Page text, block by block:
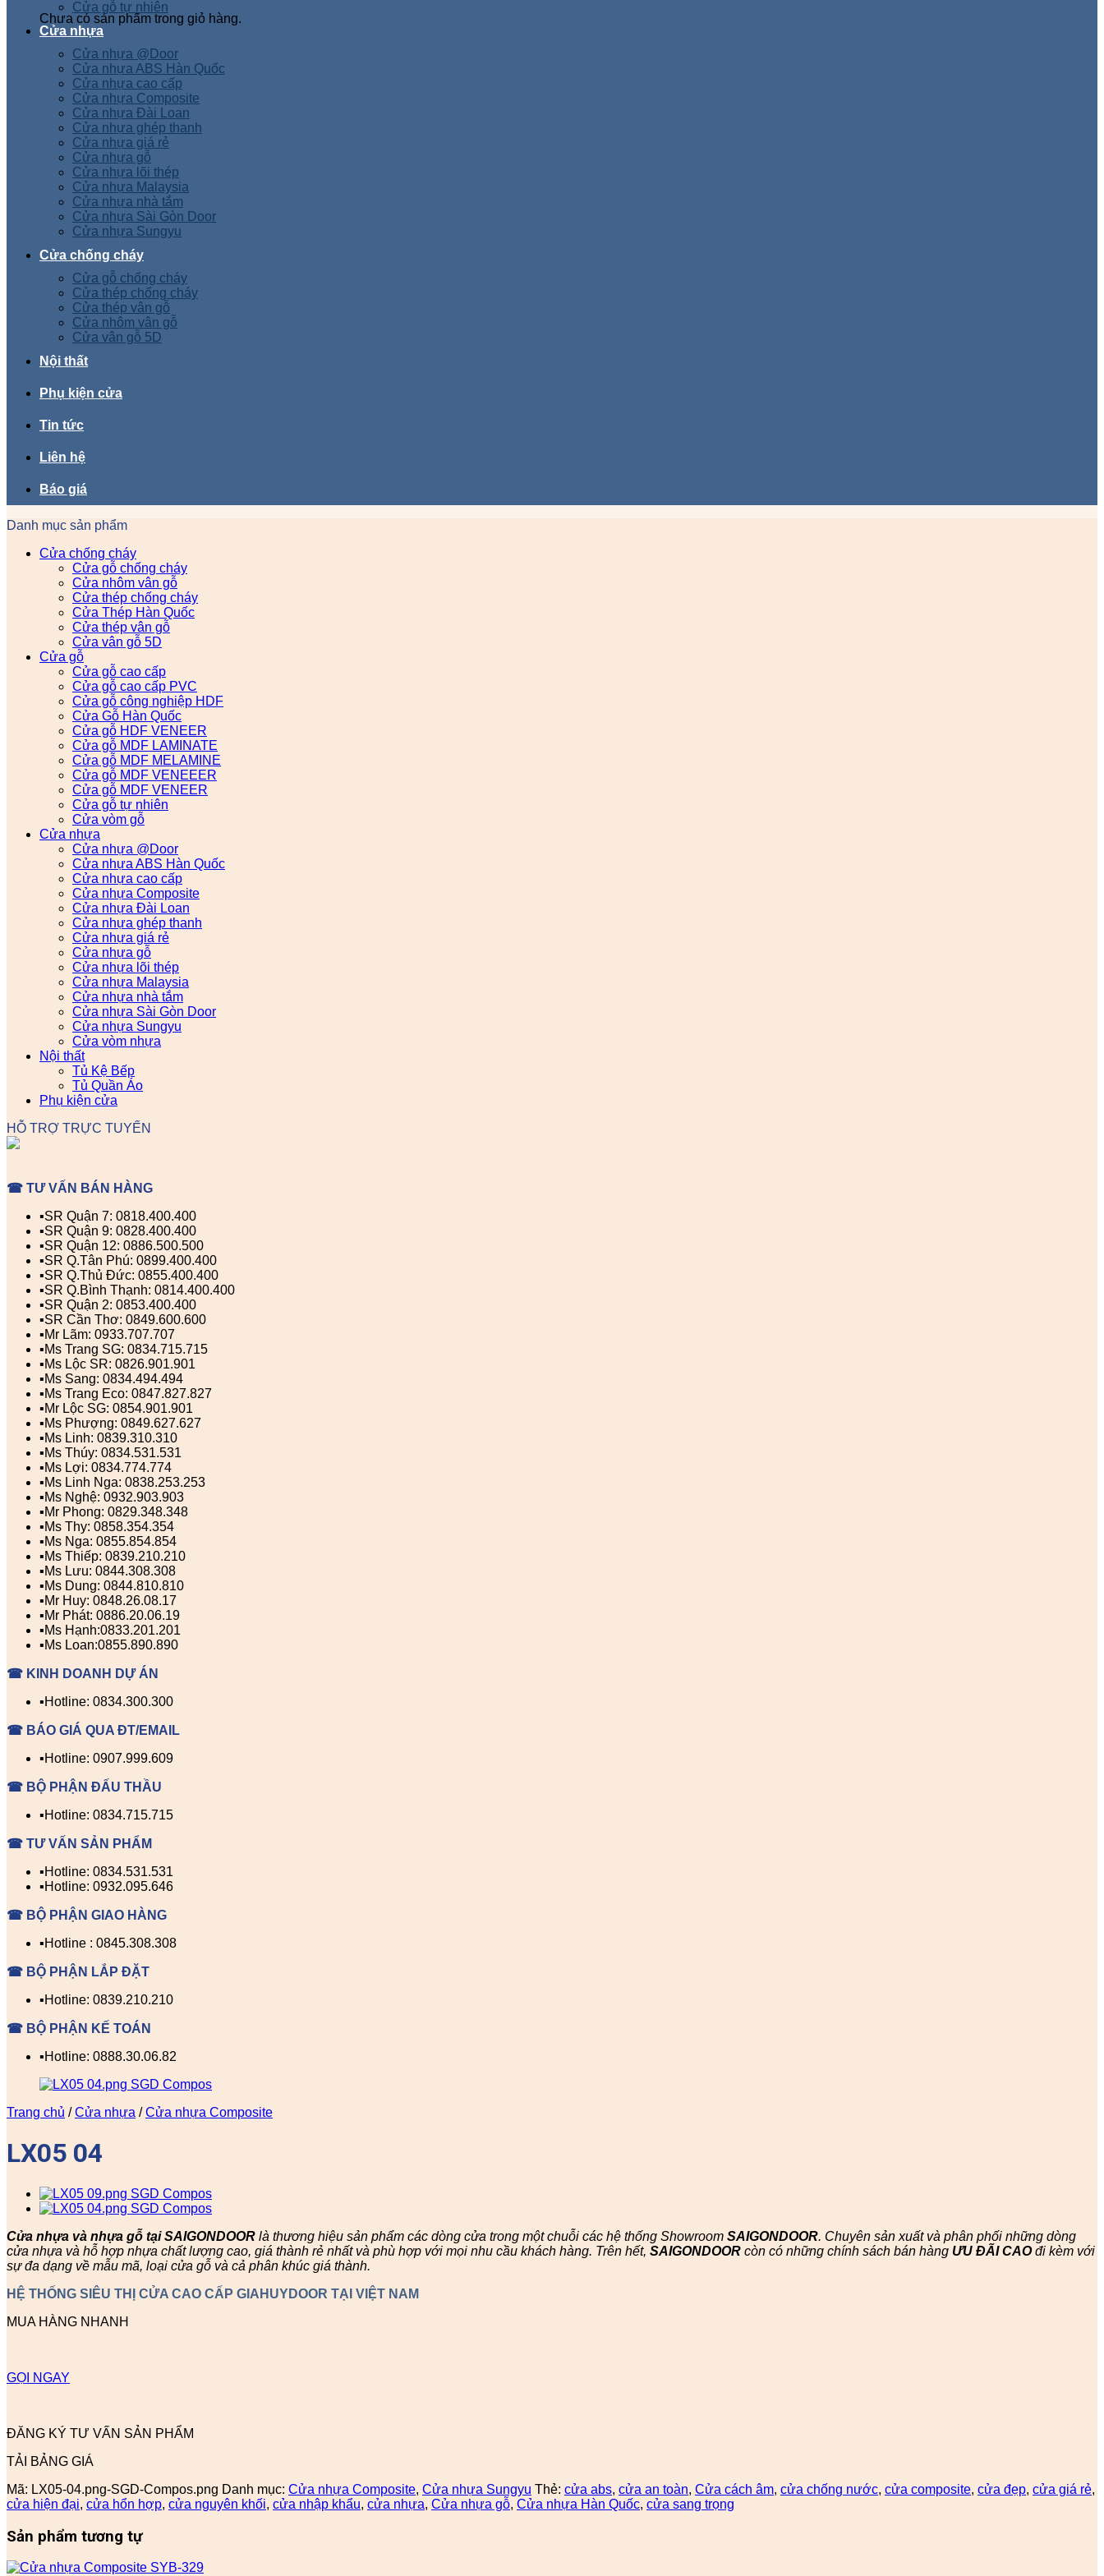
Chưa có sản phẩm trong giỏ hàng.
Cửa gỗ tự nhiên
Cửa nhựa
Cửa nhựa @Door
Cửa nhựa ABS Hàn Quốc
Cửa nhựa cao cấp
Cửa nhựa Composite
Cửa nhựa Đài Loan
Cửa nhựa ghép thanh
Cửa nhựa giá rẻ
Cửa nhựa gỗ
Cửa nhựa lõi thép
Cửa nhựa Malaysia
Cửa nhựa nhà tắm
Cửa nhựa Sài Gòn Door
Cửa nhựa Sungyu
Cửa chống cháy
Cửa gỗ chống cháy
Cửa thép chống cháy
Cửa thép vân gỗ
Cửa nhôm vân gỗ
Cửa vân gỗ 5D
Nội thất
Phụ kiện cửa
Tin tức
Liên hệ
Báo giá
Danh mục sản phẩm
Cửa chống cháy
Cửa gỗ chống cháy
Cửa nhôm vân gỗ
Cửa thép chống cháy
Cửa Thép Hàn Quốc
Cửa thép vân gỗ
Cửa vân gỗ 5D
Cửa gỗ
Cửa gỗ cao cấp
Cửa gỗ cao cấp PVC
Cửa gỗ công nghiệp HDF
Cửa Gỗ Hàn Quốc
Cửa gỗ HDF VENEER
Cửa gỗ MDF LAMINATE
Cửa gỗ MDF MELAMINE
Cửa gỗ MDF VENEEER
Cửa gỗ MDF VENEER
Cửa gỗ tự nhiên
Cửa vòm gỗ
Cửa nhựa
Cửa nhựa @Door
Cửa nhựa ABS Hàn Quốc
Cửa nhựa cao cấp
Cửa nhựa Composite
Cửa nhựa Đài Loan
Cửa nhựa ghép thanh
Cửa nhựa giá rẻ
Cửa nhựa gỗ
Cửa nhựa lõi thép
Cửa nhựa Malaysia
Cửa nhựa nhà tắm
Cửa nhựa Sài Gòn Door
Cửa nhựa Sungyu
Cửa vòm nhựa
Nội thất
Tủ Kệ Bếp
Tủ Quần Áo
Phụ kiện cửa
HỖ TRỢ TRỰC TUYẾN
☎ TƯ VẤN BÁN HÀNG
▪️SR Quận 7: 0818.400.400
▪️SR Quận 9: 0828.400.400
▪️SR Quận 12: 0886.500.500
▪️SR Q.Tân Phú: 0899.400.400
▪️SR Q.Thủ Đức: 0855.400.400
▪️SR Q.Bình Thạnh: 0814.400.400
▪️SR Quận 2: 0853.400.400
▪️SR Cần Thơ: 0849.600.600
▪️Mr Lãm: 0933.707.707
▪️Ms Trang SG: 0834.715.715
▪️Ms Lộc SR: 0826.901.901
▪️Ms Sang: 0834.494.494
▪️Ms Trang Eco: 0847.827.827
▪️Mr Lộc SG: 0854.901.901
▪️Ms Phượng: 0849.627.627
▪️Ms Linh: 0839.310.310
▪️Ms Thúy: 0834.531.531
▪️Ms Lợi: 0834.774.774
▪️Ms Linh Nga: 0838.253.253
▪️Ms Nghệ: 0932.903.903
▪️Mr Phong: 0829.348.348
▪️Ms Thy: 0858.354.354
▪️Ms Nga: 0855.854.854
▪️Ms Thiếp: 0839.210.210
▪️Ms Lưu: 0844.308.308
▪️Ms Dung: 0844.810.810
▪️Mr Huy: 0848.26.08.17
▪️Mr Phát: 0886.20.06.19
▪️Ms Hạnh:0833.201.201
▪️Ms Loan:0855.890.890
☎ KINH DOANH DỰ ÁN
▪️Hotline: 0834.300.300
☎ BÁO GIÁ QUA ĐT/EMAIL
▪️Hotline: 0907.999.609
☎ BỘ PHẬN ĐẤU THẦU
▪️Hotline: 0834.715.715
☎ TƯ VẤN SẢN PHẨM
▪️Hotline: 0834.531.531
▪️Hotline: 0932.095.646
☎ BỘ PHẬN GIAO HÀNG
▪️Hotline : 0845.308.308
☎ BỘ PHẬN LẮP ĐẶT
▪️Hotline: 0839.210.210
☎ BỘ PHẬN KẾ TOÁN
▪️Hotline: 0888.30.06.82
Trang chủ / Cửa nhựa / Cửa nhựa Composite
LX05 04
Cửa nhựa và nhựa gỗ tại SAIGONDOOR là thương hiệu sản phẩm các dòng cửa trong một chuỗi các hệ thống Showroom SAIGONDOOR. Chuyên sản xuất và phân phối những dòng
cửa nhựa và hỗ hợp nhựa chất lượng cao, giá thành rẻ nhất và phù hợp với mọi nhu cầu khách hàng. Trên hết, SAIGONDOOR còn có những chính sách bán hàng ƯU ĐÃI CAOđi kèm với
sự đa dạng về mẫu mã, loại cửa gỗ và cả phân khúc giá thành.
HỆ THỐNG SIÊU THỊ CỬA CAO CẤP GIAHUYDOOR TẠI VIỆT NAM
MUA HÀNG NHANH
GỌI NGAY
ĐĂNG KÝ TƯ VẤN SẢN PHẨM
TẢI BẢNG GIÁ
Mã: LX05-04.png-SGD-Compos.png Danh mục: Cửa nhựa Composite, Cửa nhựa Sungyu Thẻ: cửa abs, cửa an toàn, Cửa cách âm, cửa chống nước, cửa composite, cửa đẹp, cửa giá rẻ,
cửa hiện đại, cửa hổn hợp, cửa nguyên khối, cửa nhập khẩu, cửa nhựa, Cửa nhựa gỗ, Cửa nhựa Hàn Quốc, cửa sang trọng
Sản phẩm tương tự